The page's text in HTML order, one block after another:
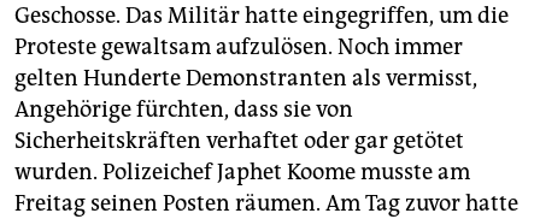
Geschosse. Das Militär hatte eingegriffen, um die
Proteste gewaltsam aufzulösen. Noch immer
gelten Hunderte Demonstranten als vermisst,
Angehörige fürchten, dass sie von
Sicherheitskräften verhaftet oder gar getötet
wurden. Polizeichef Japhet Koome musste am
Freitag seinen Posten räumen. Am Tag zuvor hatte